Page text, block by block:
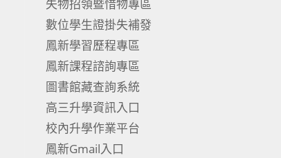
失物招領暨惜物專區
數位學生證掛失補發
鳳新學習歷程專區
鳳新課程諮詢專區
圖書館藏查詢系統
高三升學資訊入口
校內升學作業平台
鳳新Gmail入口